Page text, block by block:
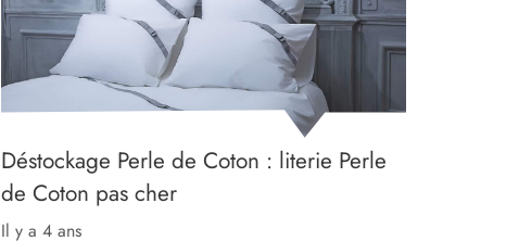
Déstockage Perle de Coton : literie Perle
de Coton pas cher
il y a 4 ans